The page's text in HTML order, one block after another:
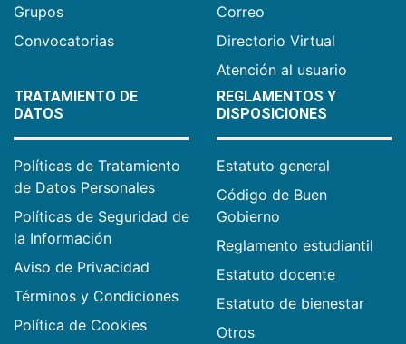
Grupos
Convocatorias
Correo
Directorio Virtual
Atención al usuario
TRATAMIENTO DE
DATOS
Políticas de Tratamiento
de Datos Personales
Políticas de Seguridad de
la Información
Aviso de Privacidad
Términos y Condiciones
Política de Cookies
REGLAMENTOS Y
DISPOSICIONES
Estatuto general
Código de Buen
Gobierno
Reglamento estudiantil
Estatuto docente
Estatuto de bienestar
Otros